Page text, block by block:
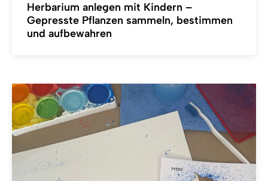
Herbarium anlegen mit Kindern –
Gepresste Pflanzen sammeln, bestimmen
und aufbewahren